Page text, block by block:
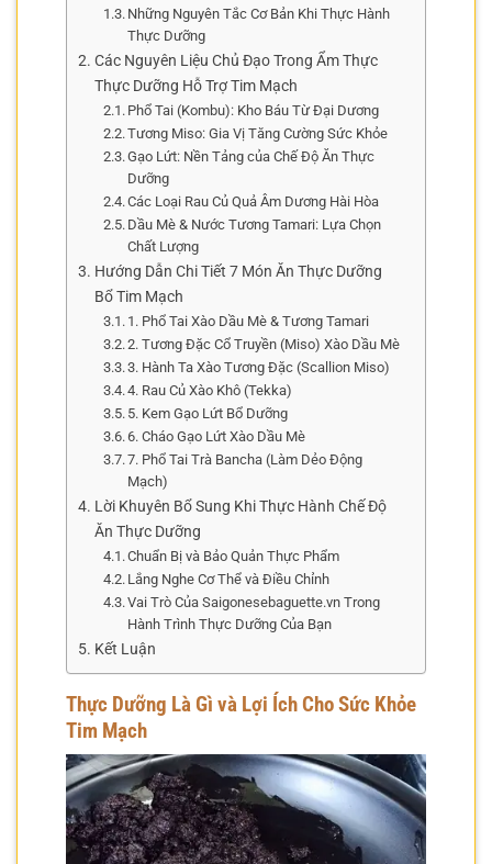
Những Nguyên Tắc Cơ Bản Khi Thực Hành
Thực Dưỡng
Các Nguyên Liệu Chủ Đạo Trong Ẩm Thực
Thực Dưỡng Hỗ Trợ Tim Mạch
Phổ Tai (Kombu): Kho Báu Từ Đại Dương
Tương Miso: Gia Vị Tăng Cường Sức Khỏe
Gạo Lứt: Nền Tảng của Chế Độ Ăn Thực
Dưỡng
Các Loại Rau Củ Quả Âm Dương Hài Hòa
Dầu Mè & Nước Tương Tamari: Lựa Chọn
Chất Lượng
Hướng Dẫn Chi Tiết 7 Món Ăn Thực Dưỡng
Bổ Tim Mạch
1. Phổ Tai Xào Dầu Mè & Tương Tamari
2. Tương Đặc Cổ Truyền (Miso) Xào Dầu Mè
3. Hành Ta Xào Tương Đặc (Scallion Miso)
4. Rau Củ Xào Khô (Tekka)
5. Kem Gạo Lứt Bổ Dưỡng
6. Cháo Gạo Lứt Xào Dầu Mè
7. Phổ Tai Trà Bancha (Làm Dẻo Động
Mạch)
Lời Khuyên Bổ Sung Khi Thực Hành Chế Độ
Ăn Thực Dưỡng
Chuẩn Bị và Bảo Quản Thực Phẩm
Lắng Nghe Cơ Thể và Điều Chỉnh
Vai Trò Của Saigonesebaguette.vn Trong
Hành Trình Thực Dưỡng Của Bạn
Kết Luận
Thực Dưỡng Là Gì và Lợi Ích Cho Sức Khỏe
Tim Mạch